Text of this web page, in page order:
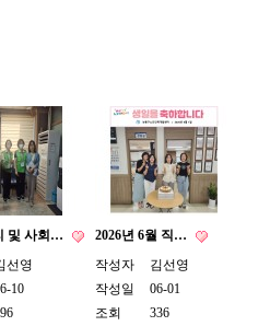
및 사회…
선영
10
2026년 6월 직…
작성자
김선영
작성일
06-01
조회
336